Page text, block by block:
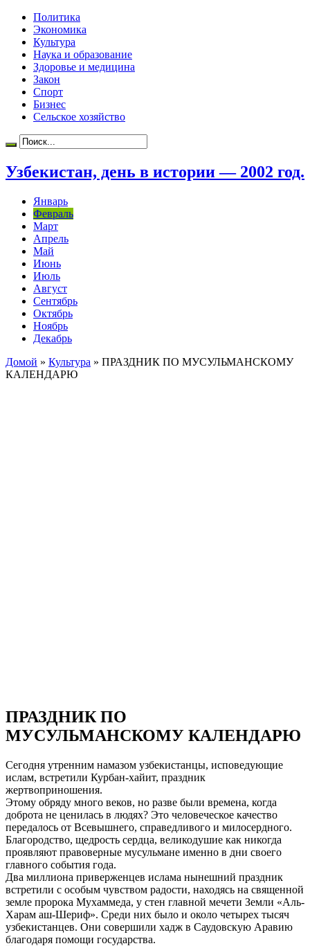
Политика
Экономика
Культура
Наука и образование
Здоровье и медицина
Закон
Спорт
Бизнес
Сельское хозяйство
Узбекистан, день в истории — 2002 год.
Январь
Февраль
Март
Апрель
Май
Июнь
Июль
Август
Сентябрь
Октябрь
Ноябрь
Декабрь
Домой » Культура » ПРАЗДНИК ПО МУСУЛЬМАНСКОМУ
КАЛЕНДАРЮ
ПРАЗДНИК ПО
МУСУЛЬМАНСКОМУ КАЛЕНДАРЮ
Сегодня утренним намазом узбекистанцы, исповедующие
ислам, встретили Курбан-хайит, праздник
жертвоприношения.
Этому обряду много веков, но разве были времена, когда
доброта не ценилась в людях? Это человеческое качество
передалось от Всевышнего, справедливого и милосердного.
Благородство, щедрость сердца, великодушие как никогда
проявляют правоверные мусульмане именно в дни своего
главного события года.
Два миллиона приверженцев ислама нынешний праздник
встретили с особым чувством радости, находясь на священной
земле пророка Мухаммеда, у стен главной мечети Земли «Аль-
Харам аш-Шериф». Среди них было и около четырех тысяч
узбекистанцев. Они совершили хадж в Саудовскую Аравию
благодаря помощи государства.